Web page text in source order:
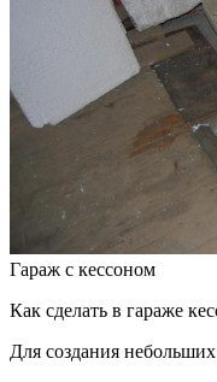
Гараж с кессоном
Как сделать в гараже
Для создания небольших